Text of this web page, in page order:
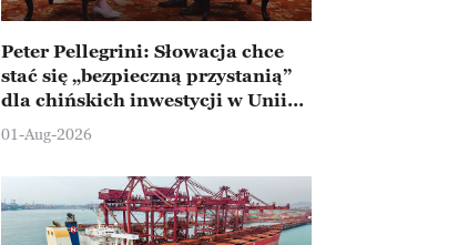
Peter Pellegrini: Słowacja chce
stać się „bezpieczną przystanią”
dla chińskich inwestycji w Unii
Europejskiej
01-Aug-2026